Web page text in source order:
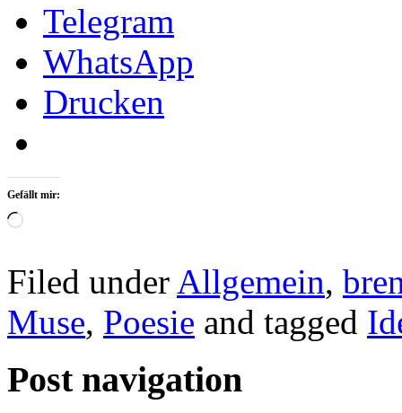
Telegram
WhatsApp
Drucken
Gefällt mir:
Wird
Filed under Allgemein,
Muse, Poesie and tagged
Post navigation